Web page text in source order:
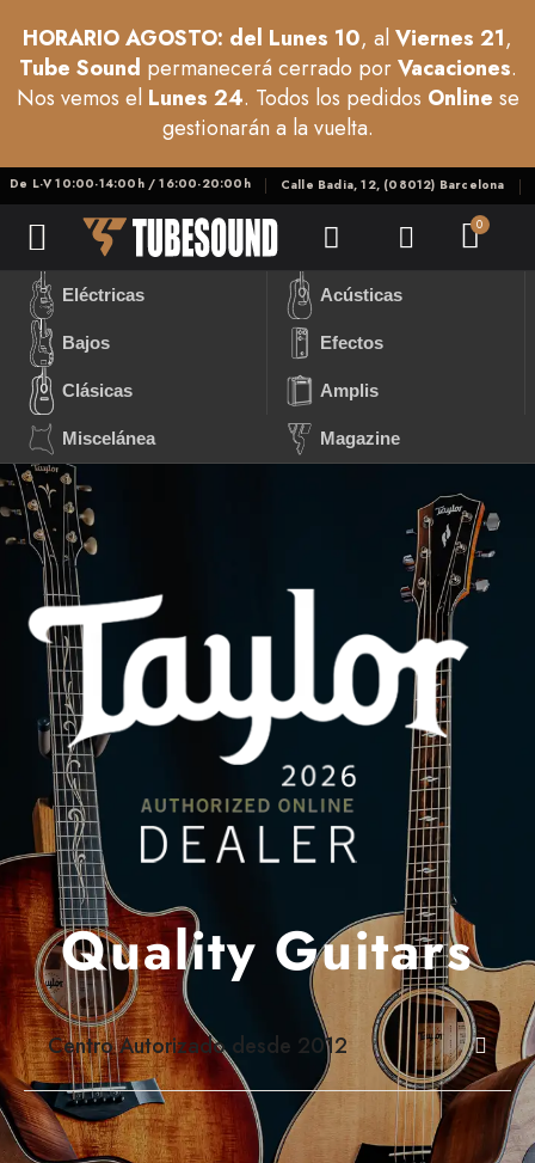
HORARIO AGOSTO: del Lunes 10, alViernes 21,
Tube Sound permanecerá cerrado porVacaciones.
Nos vemos el Lunes 24. Todos los pedidos Online se
gestionarán a la vuelta.
De L-V 10:00-14:00h / 16:00-20:00h Calle Badia, 12, (08012) Barcelona
Eléctricas Acústicas
Bajos Efectos
Clásicas Amplis
Miscelánea Magazine
Quality Guitars
Centro Autorizado desde 2012